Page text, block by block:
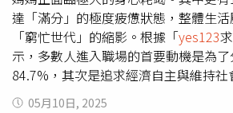
資方缺工壓力促使企業積極網羅數位
光、飯店與空運等行業，因應恢復開放
持續釋出大量職缺。他也呼籲，企業應
視為未來接班人，給予充分的職前訓
晉升空間。
達「滿分」的極度疲憊狀態，整體生
「窮忙世代」的縮影。根據「yes123
示，多數人進入職場的首要動機是為
84.7%，其次是追求經濟自主與維持
平均每日工作時間（包含職場與家務
05月10日, 2025